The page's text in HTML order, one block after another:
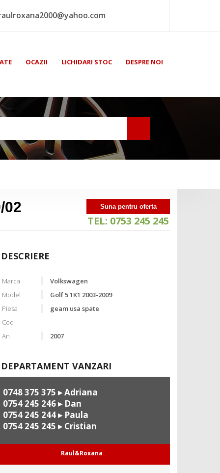
OCAZII LICHIDARI STOC DESPRE NOI
02 Suna pentru oferta
TEL: 0753 245 245
DESCRIERE
Marca
Volkswagen
Model
Golf 5 1K1 2003-2009
Piesa
geam usa spate
Cod
An
2007
DEPARTAMENT VANZARI
0748 375 375 ▸ Adriana
0754 245 246▸ Dan
0754 245 244▸ Paula
0754 245 245 ▸ Cristian
Raul&Roxana